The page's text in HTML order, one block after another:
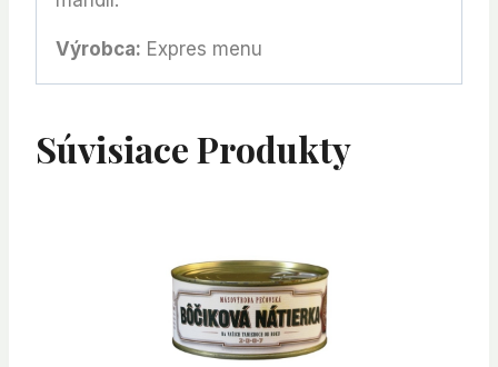
Výrobca: Expres menu
Súvisiace Produkty